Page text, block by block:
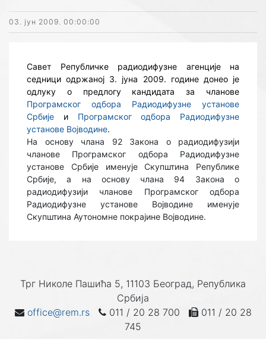
03. јун 2009. 00:00:00
Савет Републичке радиодифузне агенције на
седници одржаној 3. јуна 2009. године донео је
одлуку о предлогу кандидата за чланове
Програмског одбора Радиодифузне установе
Србије и Програмског одбора Радиодифузне
установе Војводине.
На основу члана 92 Закона о радиодифузији
чланове Програмског одбора Радиодифузне
установе Србије именује Скупштина Републике
Србије, а на основу члана 94 Закона о
радиодифузији чланове Програмског одбора
Радиодифузне установе Војводине именује
Скупштина Аутономне покрајине Војводине.
Трг Николе Пашића 5, 11103 Београд, Република
Србија
office@rem.rs
011 / 20 28 700
011 / 20 28
745